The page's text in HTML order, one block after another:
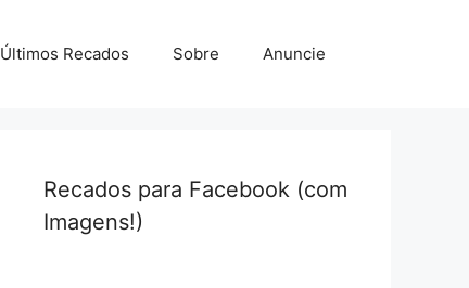
Últimos Recados Sobre Anuncie
Recados para Facebook (com
Imagens!)